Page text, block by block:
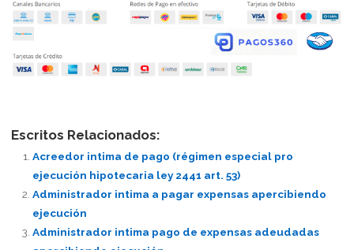
Escritos Relacionados:
Acreedor intima de pago (régimen especial pro
ejecución hipotecaria ley 2441 art. 53)
Administrador intima a pagar expensas apercibiendo
ejecución
Administrador intima pago de expensas adeudadas